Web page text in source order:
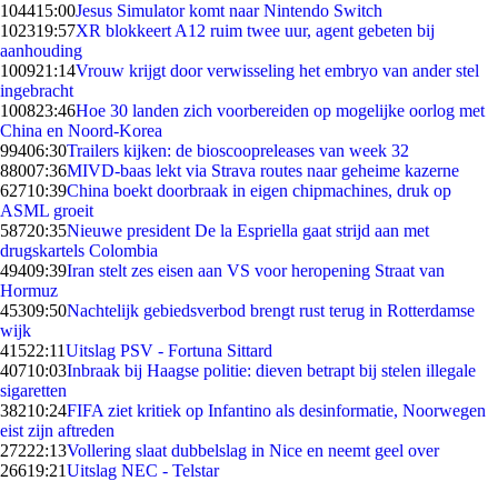
104415:00Jesus Simulator komt naar Nintendo Switch
102319:57XR blokkeert A12 ruim twee uur, agent gebeten bij
aanhouding
100921:14Vrouw krijgt door verwisseling het embryo van ander stel
ingebracht
100823:46Hoe 30 landen zich voorbereiden op mogelijke oorlog met
China en Noord-Korea
99406:30Trailers kijken: de bioscoopreleases van week 32
88007:36MIVD-baas lekt via Strava routes naar geheime kazerne
62710:39China boekt doorbraak in eigen chipmachines, druk op
ASML groeit
58720:35Nieuwe president De la Espriella gaat strijd aan met
drugskartels Colombia
49409:39Iran stelt zes eisen aan VS voor heropening Straat van
Hormuz
45309:50Nachtelijk gebiedsverbod brengt rust terug in Rotterdamse
wijk
41522:11Uitslag PSV - Fortuna Sittard
40710:03Inbraak bij Haagse politie: dieven betrapt bij stelen illegale
sigaretten
38210:24FIFA ziet kritiek op Infantino als desinformatie, Noorwegen
eist zijn aftreden
27222:13Vollering slaat dubbelslag in Nice en neemt geel over
26619:21Uitslag NEC - Telstar